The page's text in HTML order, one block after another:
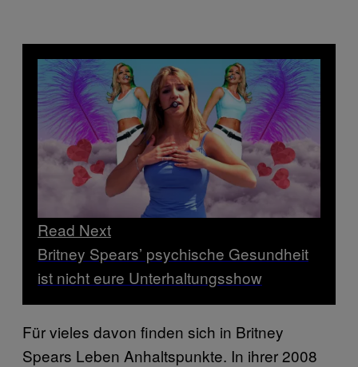
Read Next
Britney Spears’ psychische Gesundheit
ist nicht eure Unterhaltungsshow
Für vieles davon finden sich in Britney
Spears Leben Anhaltspunkte. In ihrer 2008